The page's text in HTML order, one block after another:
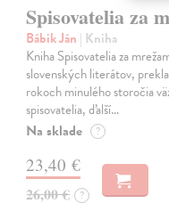
Spisovatelia za
Bábik Ján | Kniha
Kniha Spisovatelia za
slovenských literátov,
rokoch minulého storočia
spisovatelia, ďalší…
Na sklade ?
23,40 €
26,00 € ?